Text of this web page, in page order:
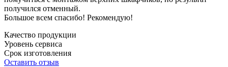
получился отменный.
Большое всем спасибо! Рекомендую!
Качество продукции
Уровень сервиса
Срок изготовления
Оставить отзыв